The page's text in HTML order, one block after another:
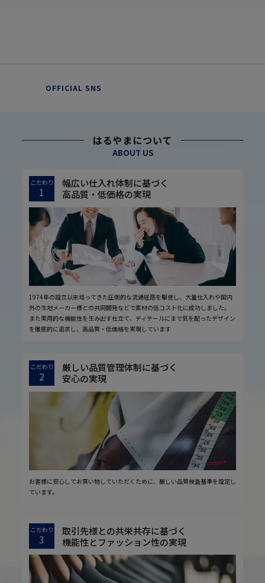
OFFICIAL SNS
はるやまについて
ABOUT US
こだわり
1
幅広い仕入れ体制に基づく
高品質・低価格の実現
1974年の設立以来培ってきた圧倒的な流通経路を駆使し、大量仕入れや国内
外の生地メーカー様との共同開発などで素材の低コスト化に成功しました。
また実用的な機能性を生み出す仕立て、ディテールにまで気を配ったデザイン
を徹底的に追求し、高品質・低価格を実現しています
こだわり
2
厳しい品質管理体制に基づく
安心の実現
お客様に安心してお買い物していただくために、厳しい品質検査基準を設定し
ています。
こだわり
3
取引先様との共栄共存に基づく
機能性とファッション性の実現